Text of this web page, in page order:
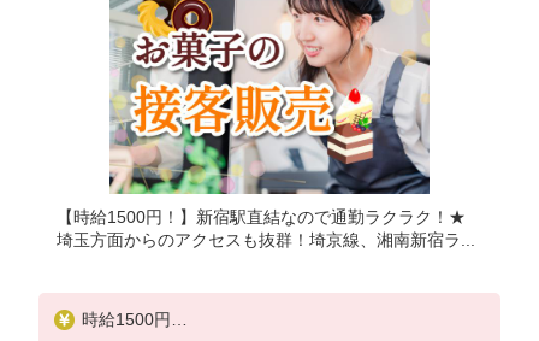
【時給1500円！】新宿駅直結なので通勤ラクラク！★
埼玉方面からのアクセスも抜群！埼京線、湘南新宿ラ...
時給1500円